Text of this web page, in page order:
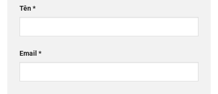
Tên*
Email *